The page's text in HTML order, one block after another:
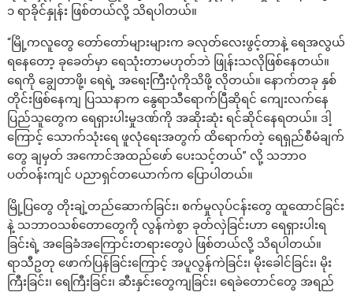
၁ ရာခိုင်နှုန်း ဖြစ်တယ်လို့ သိရပါတယ်။
“မြို့ကလူ‌တွေ တော်တော်များများက ခလုတ်လေးဖွင့်တာနဲ့ ရေအလွယ်
ရနေတော့ ခုခေတ်မှာ ရေသုံးတာမဟုတ်ဘဲ ဖြုန်းသလိုဖြစ်နေတယ်။
ရေကို ချွေတာဖို့၊ ရေရဲ့ အရေးကြီးပုံကိုသိဖို့ လိုတယ်။ နောက်တခု နှစ်
တိုင်းဖြစ်နေကျ ပြဿနာက နွေရာသီရောက်ပြီဆိုရင် ကျေးလက်နေ
ပြည်သူတွေက ရေရှားပါးမှုဒဏ်ကို အဆိုးဆုံး ရင်ဆိုင်နေရတယ်။ ဒါ့
ကြောင့် သောက်သုံးရေ ဖူလုံရေးအတွက် ထိရောက်တဲ့ ရေရှည်စီမံချက်
တွေ ချမှတ် အကောင်အထည်ဖော် ပေးသင့်တယ်” လို့ သဘာဝ
ပတ်ဝန်းကျင် ပညာရှင်တယောက်က ပြောပါတယ်။
မြို့ပြတွေ တိုးချဲ့တည်ဆောက်ခြင်း၊ စက်မှုလုပ်ငန်းတွေ ထူထောင်ခြင်း
နဲ့ သဘာဝသစ်တောတွေကို လွန်ကဲစွာ ခုတ်လှဲခြင်းဟာ ရေရှားပါးရ
ခြင်းရဲ့ အခြေခံအကြောင်းတရားတွေပဲ ဖြစ်တယ်လို့ သိရပါတယ်။
ရာသီဥတု ဖောက်ပြန်ခြင်းကြောင့် အပူလွန်ကဲခြင်း၊ မိုးခေါင်ခြင်း၊ မိုး
ကြီးခြင်း၊ ရေကြီးခြင်း၊ ဆီးနှင်းတွေကျခြင်း၊ ရေခဲတောင်တွေ အရည်